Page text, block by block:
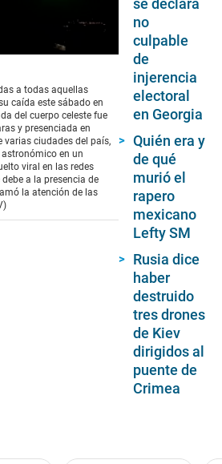
a todas aquellas
caída este sábado en
del cuerpo celeste fue
y presenciada en
ciudades del país,
en un
viral en las redes
a la presencia de
la atención de las
se declara
no
culpable
de
injerencia
electoral
en Georgia
Quién era y
de qué
murió el
rapero
mexicano
Lefty SM
Rusia dice
haber
destruido
tres drones
de Kiev
dirigidos al
puente de
Crimea